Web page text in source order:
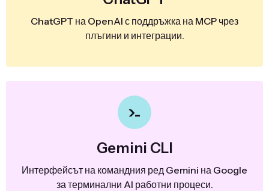
ChatGPT на OpenAI с поддръжка на MCP чрез
плъгини и интеграции.
Gemini CLI
Интерфейсът на командния ред Gemini на Google
за терминални AI работни процеси.